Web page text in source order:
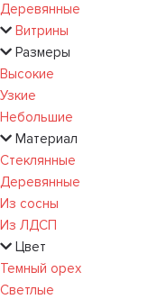
Деревянные
Витрины
Размеры
Высокие
Узкие
Небольшие
Материал
Стеклянные
Деревянные
Из сосны
Из ЛДСП
Цвет
Темный орех
Светлые